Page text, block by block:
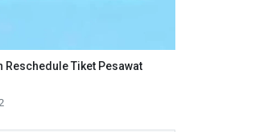
Reschedule Tiket Pesawat